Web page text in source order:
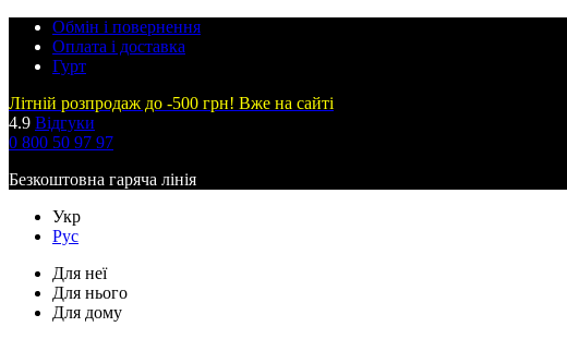
Обмін і повернення
Оплата і доставка
Гурт
Літній розпродаж до -500 грн! Вже на сайті
4.9 Відгуки
0 800 50 97 97
Безкоштовна гаряча лінія
Укр
Рус
Для неї
Для нього
Для дому